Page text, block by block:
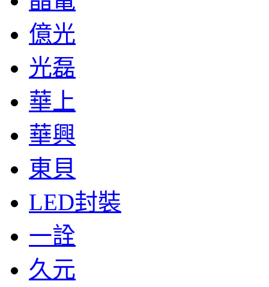
億光
光磊
華上
華興
東貝
LED封裝
一詮
久元